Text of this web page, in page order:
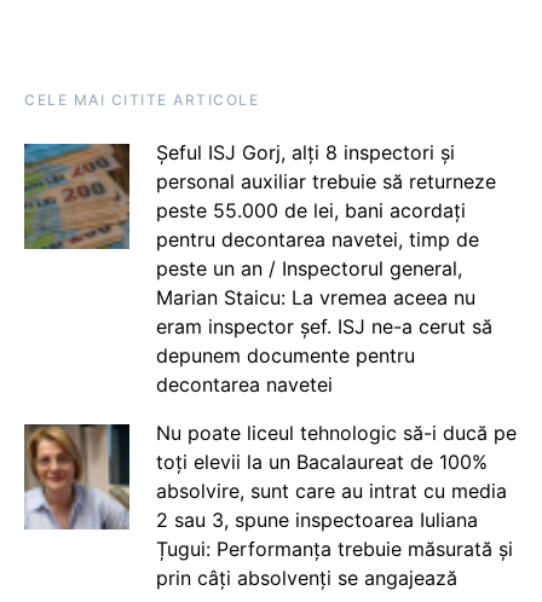
CELE MAI CITITE ARTICOLE
Șeful ISJ Gorj, alți 8 inspectori și
personal auxiliar trebuie să returneze
peste 55.000 de lei, bani acordați
pentru decontarea navetei, timp de
peste un an / Inspectorul general,
Marian Staicu: La vremea aceea nu
eram inspector șef. ISJ ne-a cerut să
depunem documente pentru
decontarea navetei
Nu poate liceul tehnologic să-i ducă pe
toți elevii la un Bacalaureat de 100%
absolvire, sunt care au intrat cu media
2 sau 3, spune inspectoarea Iuliana
Țugui: Performanța trebuie măsurată și
prin câți absolvenți se angajează